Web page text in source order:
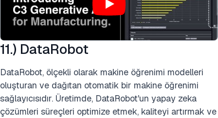
11.) DataRobot
DataRobot, ölçekli olarak makine öğrenimi modelleri
oluşturan ve dağıtan otomatik bir makine öğrenimi
sağlayıcısıdır. Üretimde, DataRobot'un yapay zeka
çözümleri süreçleri optimize etmek, kaliteyi artırmak ve